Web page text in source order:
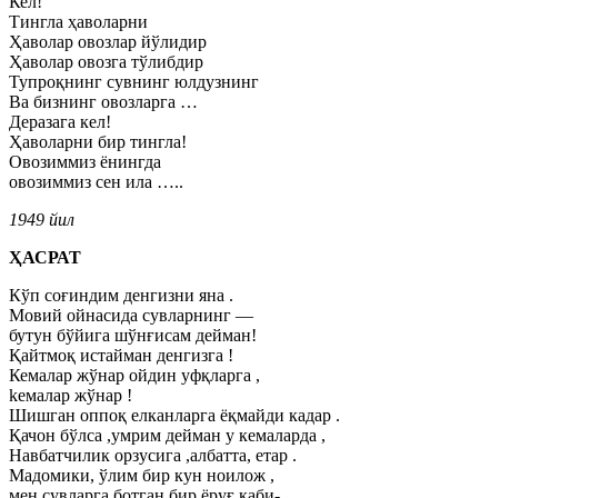
Тингла ҳаволарни
Ҳаволар овозлар йўлидир
Ҳаволар овозга тўлибдир
Тупроқнинг сувнинг юлдузнинг
Ва бизнинг овозларга …
Деразага кел!
Ҳаволарни бир тингла!
Овозиммиз ёнингда
овозиммиз сен ила …..
1949 йил
ҲАСРАТ
Кўп соғиндим денгизни яна .
Мовий ойнасида сувларнинг —
бутун бўйига шўнғисам дейман!
Қайтмоқ истайман денгизга !
Кемалар жўнар ойдин уфқларга ,
kемалар жўнар !
Шишган оппоқ елканларга ёқмайди кадар .
Қачон бўлса ,умрим дейман у кемаларда ,
Навбатчилик орзусига ,албатта, етар .
Мадомики, ўлим бир кун ноилож ,